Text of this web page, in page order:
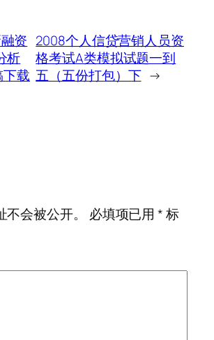
资
析
下载
2008个人信贷营销人员资
格考试A类模拟试题一到
五（五份打包）下 →
会被公开。
必填项已用*标